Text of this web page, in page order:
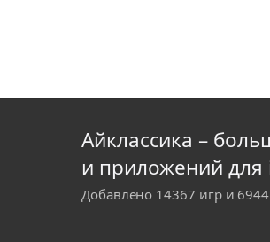
Айклассика –
и приложений для
Добавлено 14367 игр и